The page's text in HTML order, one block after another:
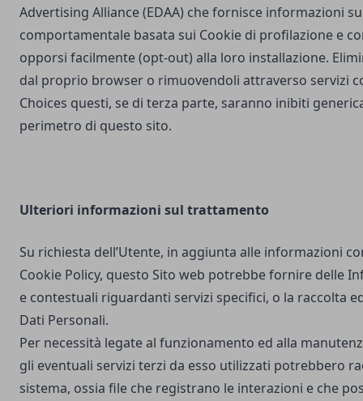
Advertising Alliance (EDAA) che fornisce informazioni
comportamentale basata sui Cookie di profilazione e
opporsi facilmente (opt-out) alla loro installazione.
dal proprio browser o rimuovendoli attraverso servizi
Choices questi, se di terza parte, saranno inibiti
perimetro di questo sito.
Ulteriori informazioni sul trattamento
Su richiesta dell’Utente, in aggiunta alle informazioni
Cookie Policy, questo Sito web potrebbe fornire delle
e contestuali riguardanti servizi specifici, o la raccolta
Dati Personali.
Per necessità legate al funzionamento ed alla
gli eventuali servizi terzi da esso utilizzati potrebbero
sistema, ossia file che registrano le interazioni e che